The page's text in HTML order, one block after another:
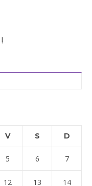
V S D
5 6 7
12 13 14